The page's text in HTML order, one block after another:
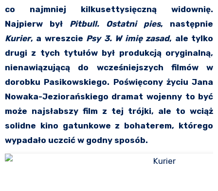
co najmniej kilkusettysięczną widownię.
Najpierw był Pitbull. Ostatni pies, następnie
Kurier, a wreszcie Psy 3. W imię zasad, ale tylko
drugi z tych tytułów był produkcją oryginalną,
nienawiązującą do wcześniejszych filmów w
dorobku Pasikowskiego. Poświęcony życiu Jana
Nowaka-Jeziorańskiego dramat wojenny to być
może najsłabszy film z tej trójki, ale to wciąż
solidne kino gatunkowe z bohaterem, którego
wypadało uczcić w godny sposób.